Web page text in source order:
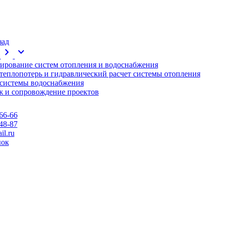
chevron_right expand_more
систем отопления и водоснабжения
и гидравлический расчет системы отопления
водоснабжения
и сопровождение проектов
66
87